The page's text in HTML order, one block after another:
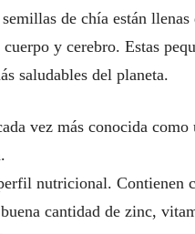
de chía están
y cerebro. Estas
saludables del planeta.
vez más conocida como
nutricional. Contienen
cantidad de zinc,